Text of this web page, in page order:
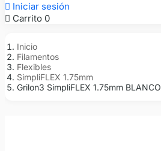
 Iniciar sesión
 Carrito 0
Inicio
Filamentos
Flexibles
SimpliFLEX 1.75mm
Grilon3 SimpliFLEX 1.75mm BLANCO